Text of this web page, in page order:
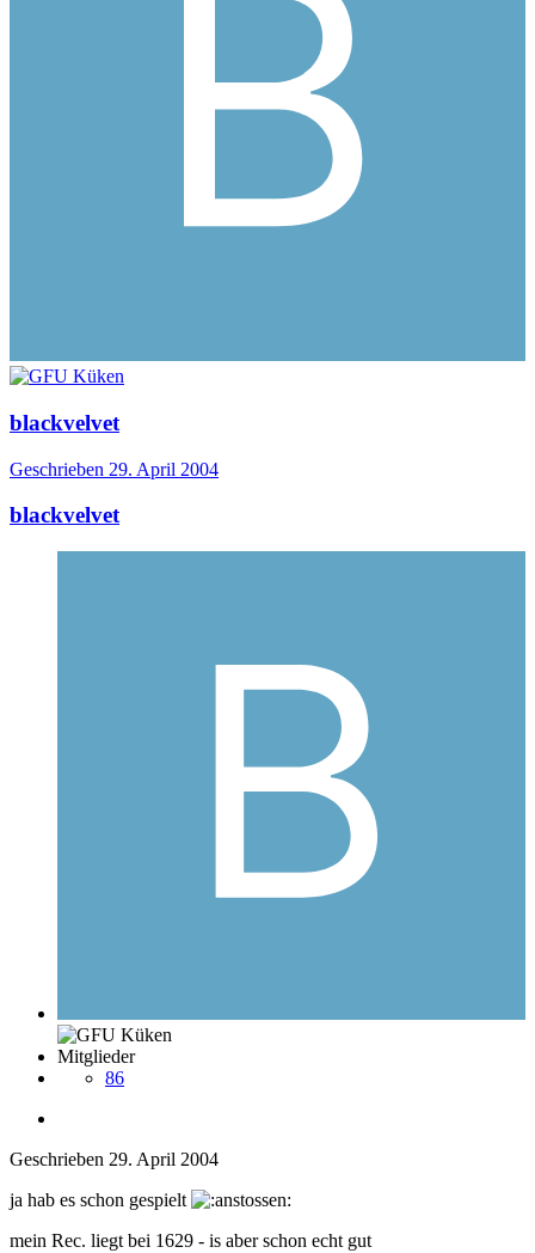
blackvelvet
Geschrieben 29. April 2004
blackvelvet
Mitglieder
86
Geschrieben 29. April 2004
ja hab es schon gespielt
mein Rec. liegt bei 1629 - is aber schon echt gut